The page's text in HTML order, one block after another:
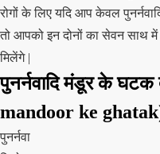
रोगों के लिए यदि आप केवल
तो आपको इन दोनों का सेवन साथ
मिलेंगे |
पुनर्नवादि मंडूर के
mandoor ke
पुनर्नवा